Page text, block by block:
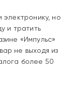
электронику, но
и тратить
«Импульс»
не выходя из
более 50